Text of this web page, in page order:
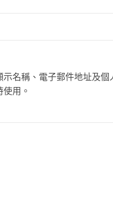
示名稱、電子郵件地址及個
用。